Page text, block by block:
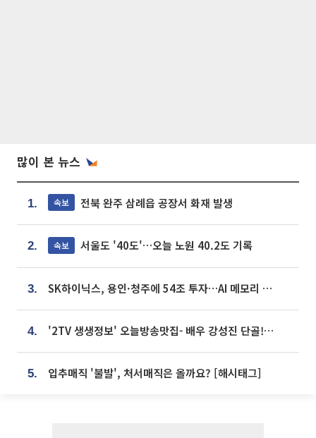
많이 본 뉴스
1. 속보 전북 완주 삼례읍 공장서 화재 발생
2. 속보 서울도 '40도'…오늘 노원 40.2도 기록
3. SK하이닉스, 용인·청주에 54조 투자…AI 메모리 생산기지 키운다
4. '2TV 생생정보' 오늘방송맛집- 배우 강성진 단골! 쌀국수ㆍ푸팟퐁 커리 맛집 '블○○○'
5. 입추매직 '불발', 처서매직은 올까요? [해시태그]